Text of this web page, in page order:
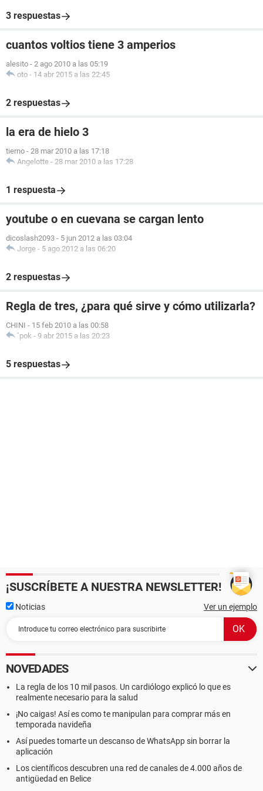
3 respuestas
cuantos voltios tiene 3 amperios
alesito - 2 ago 2010 a las 05:19
oto - 14 abr 2015 a las 22:45
2 respuestas
la era de hielo 3
tierno - 28 mar 2010 a las 17:18
Angelotte - 28 mar 2010 a las 17:28
1 respuesta
youtube o en cuevana se cargan lento
dicoslash2093 - 5 jun 2012 a las 03:04
Jorge - 5 ago 2012 a las 06:20
2 respuestas
Regla de tres, ¿para qué sirve y cómo utilizarla?
CHINI - 15 feb 2010 a las 00:58
`pok - 9 abr 2015 a las 20:23
5 respuestas
¡SUSCRÍBETE A NUESTRA NEWSLETTER!
Noticias Ver un ejemplo
NOVEDADES
La regla de los 10 mil pasos. Un cardiólogo explicó lo que es
realmente necesario para la salud
¡No caigas! Así es como te manipulan para comprar más en
temporada navideña
Así puedes tomarte un descanso de WhatsApp sin borrar la
aplicación
Los científicos descubren una red de canales de 4.000 años de
antigüedad en Belice